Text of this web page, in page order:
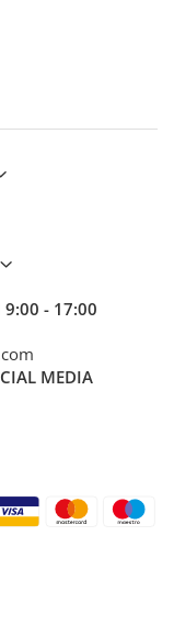
9:00 - 17:00
MEDIA